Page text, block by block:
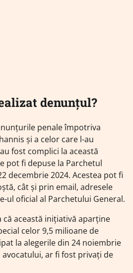
denunțul?
penale împotriva
și a celor care l-au
fost complici la această
pot fi depuse la Parchetul
decembrie 2024. Acestea pot fi
cât și prin email, adresele
ul oficial al Parchetului General.
că această inițiativă aparține
celor 9,5 milioane de
la alegerile din 24 noiembrie
avocatului, ar fi fost privați de